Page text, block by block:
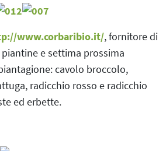
www.corbaribio.it/, fornitore di
e settima prossima
cavolo broccolo,
radicchio rosso e radicchio
ed erbette.